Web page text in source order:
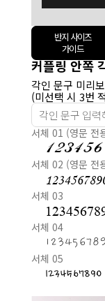
반지 사이즈
가이드
커플링 안쪽
각인 문구 미리
(미선택 시 3번
서체 01 (영문 전
서체 02 (영문 전
서체 03
서체 04
서체 05
1234567890